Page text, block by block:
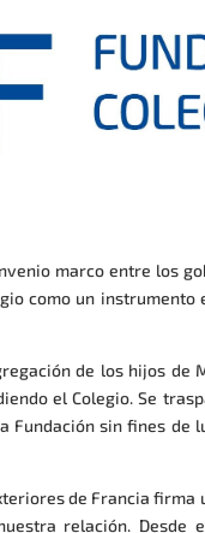
marco entre los
como un
de los hijos de
el Colegio. Se
Fundación sin fines de
de Francia firma
relación. Desde